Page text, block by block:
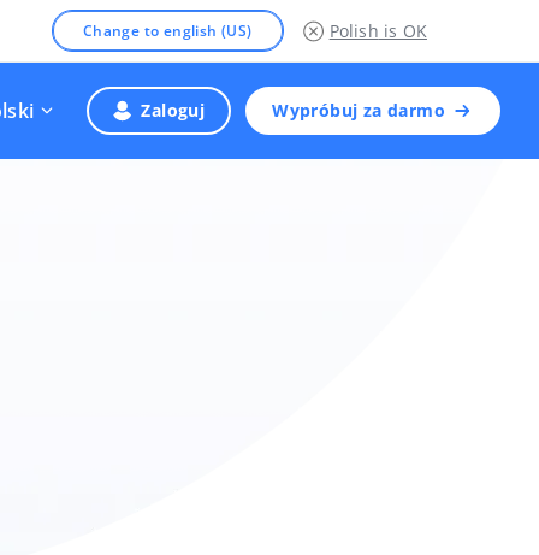
Change to english (US) Polish is OK
Zaloguj Wypróbuj za darmo